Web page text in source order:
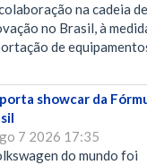
na cadeia de
no Brasil, à
de
showcar da
7 2026 17:35
do mundo foi